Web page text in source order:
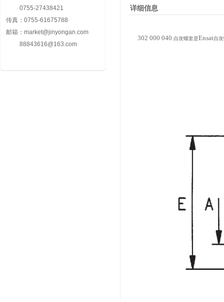
0755-27438421
传真： 0755-61675788
邮箱： market@jinyongan.com
88843616@163.com
详细信息
302 000 040.自攻螺套是Ensat自